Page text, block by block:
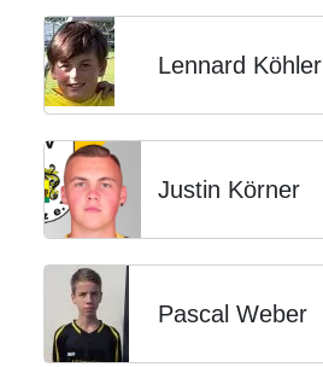
Lennard Köhler
Justin Körner
Pascal Weber